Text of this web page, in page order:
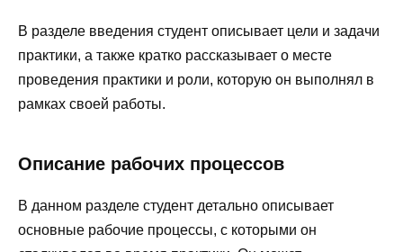
В разделе введения студент описывает цели и задачи
практики, а также кратко рассказывает о месте
проведения практики и роли, которую он выполнял в
рамках своей работы.
Описание рабочих процессов
В данном разделе студент детально описывает
основные рабочие процессы, с которыми он